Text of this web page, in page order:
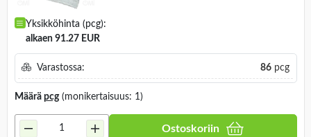
Yksikköhinta (pcg):
alkaen 91.27 EUR
Varastossa: 86pcg
Määrä pcg(monikertaisuus: 1)
Ostoskoriin